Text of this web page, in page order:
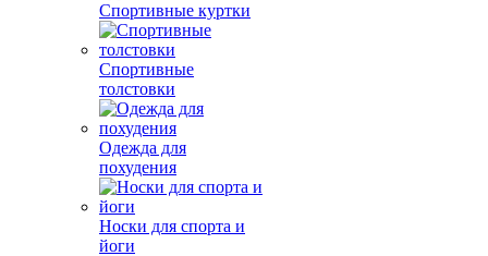
Спортивные куртки
Спортивные
толстовки
Одежда для
похудения
Носки для спорта и
йоги